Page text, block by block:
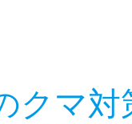
クマ対